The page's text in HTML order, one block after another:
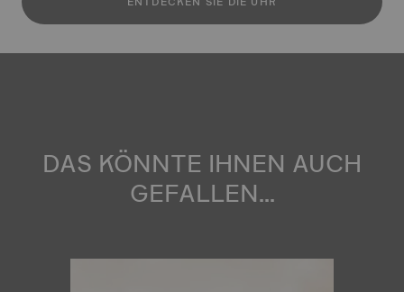
DAS KÖNNTE IHNEN AUCH
GEFALLEN...